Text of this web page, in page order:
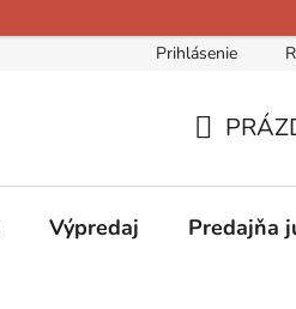
Kontakty O nás
Prihlásenie
KOŠÍK
Výpredaj Predajňa